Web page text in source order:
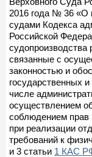
2016 года № 36 «О
судами Кодекса
Российской
судопроизводства
связанные с
законностью и
государственных
числе
осуществлением
соблюдением прав
при реализации
требований к
и 3 статьи 1 КАС